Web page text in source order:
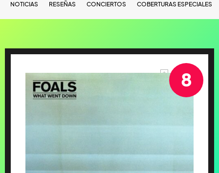
NOTICIAS RESEÑAS CONCIERTOS COBERTURAS ESPECIALES
8